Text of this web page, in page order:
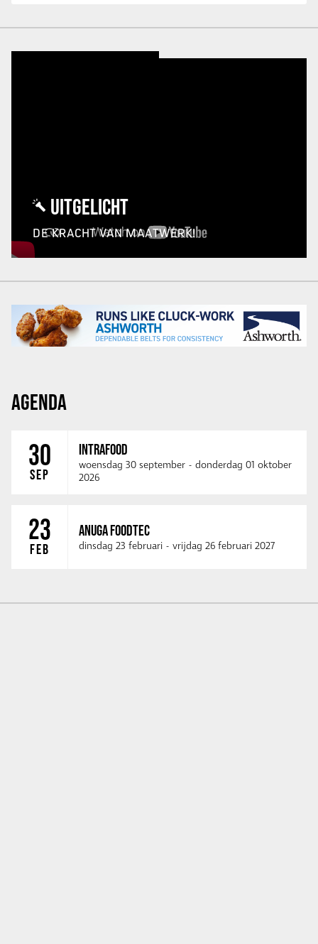
UITGELICHT
DE KRACHT VAN MAATWERK!
AGENDA
30
SEP
INTRAFOOD
woensdag 30 september - donderdag 01 oktober
2026
23
FEB
ANUGA FOODTEC
dinsdag 23 februari - vrijdag 26 februari 2027